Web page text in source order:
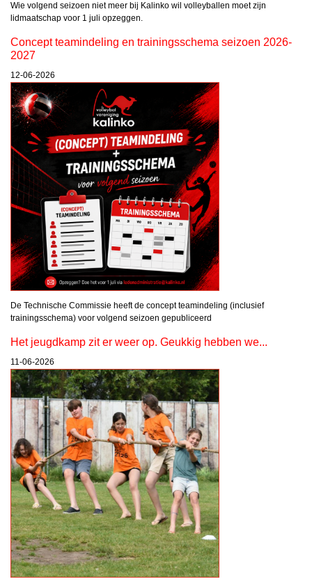
Wie volgend seizoen niet meer bij Kalinko wil volleyballen moet zijn
lidmaatschap voor 1 juli opzeggen.
Concept teamindeling en trainingsschema seizoen 2026-
2027
12-06-2026
De Technische Commissie heeft de concept teamindeling (inclusief
trainingsschema) voor volgend seizoen gepubliceerd
Het jeugdkamp zit er weer op. Geukkig hebben we...
11-06-2026